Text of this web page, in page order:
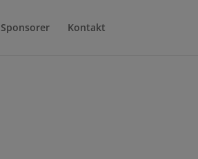
Sponsorer Kontakt